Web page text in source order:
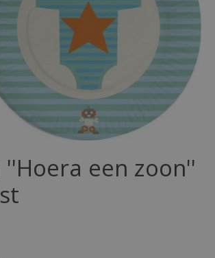
een zoon''